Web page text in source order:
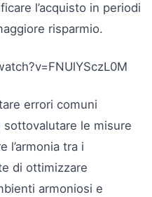
l’acquisto in periodi
risparmio.
errori comuni
sottovalutare le misure
l’armonia tra i
di ottimizzare
armoniosi e